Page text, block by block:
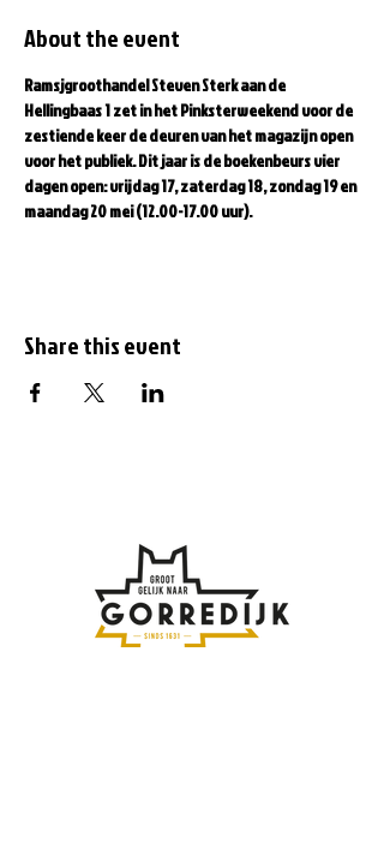
About the event
Ramsjgroothandel Steven Sterk aan de
Hellingbaas 1 zet in het Pinksterweekend voor de
zestiende keer de deuren van het magazijn open
voor het publiek. Dit jaar is de boekenbeurs vier
dagen open: vrijdag 17, zaterdag 18, zondag 19 en
maandag 20 mei (12.00-17.00 uur).
Share this event